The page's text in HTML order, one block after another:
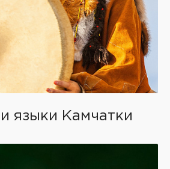
языки Камчатки